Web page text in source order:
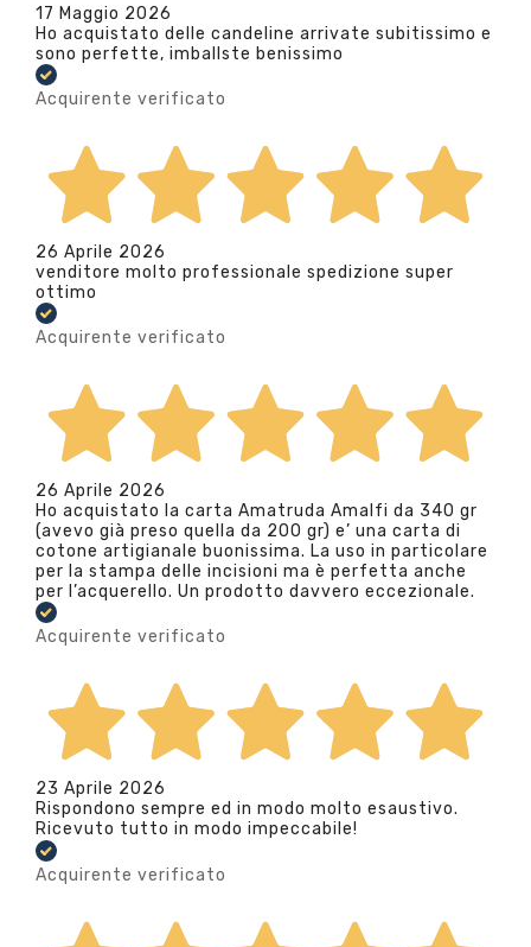
17 Maggio 2026
Ho acquistato delle candeline arrivate subitissimo e
sono perfette, imballste benissimo
Acquirente verificato
26 Aprile 2026
venditore molto professionale spedizione super
ottimo
Acquirente verificato
26 Aprile 2026
Ho acquistato la carta Amatruda Amalfi da 340 gr
(avevo già preso quella da 200 gr) e’ una carta di
cotone artigianale buonissima. La uso in particolare
per la stampa delle incisioni ma è perfetta anche
per l’acquerello. Un prodotto davvero eccezionale.
Acquirente verificato
23 Aprile 2026
Rispondono sempre ed in modo molto esaustivo.
Ricevuto tutto in modo impeccabile!
Acquirente verificato